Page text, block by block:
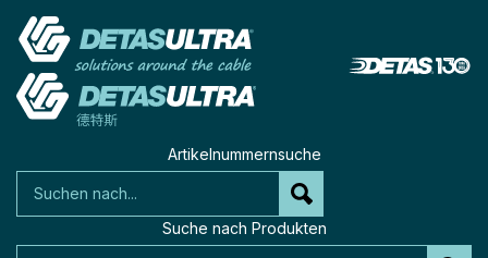
Artikelnummernsuche
Suche nach Produkten